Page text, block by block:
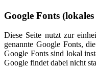
Google Fonts
Diese Seite nutzt zur
genannte Google Fonts,
Google Fonts sind lokal
Google findet dabei nicht